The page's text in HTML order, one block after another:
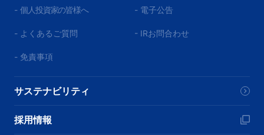
- 個人投資家の皆様へ - 電子公告
- よくあるご質問 - IRお問合わせ
- 免責事項
サステナビリティ
採用情報